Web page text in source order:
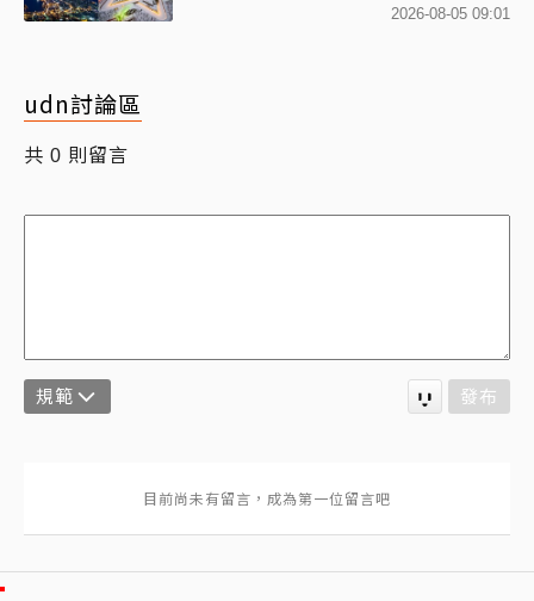
2026-08-05 09:01
udn討論區
共 0 則留言
規範 發布